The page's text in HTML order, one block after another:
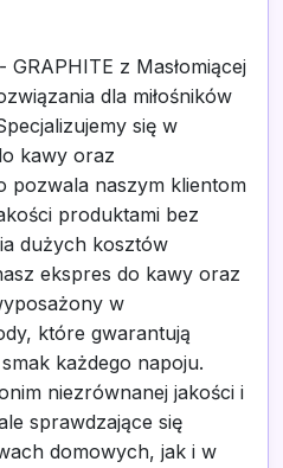
z Masłomiącej
dla miłośników
się w
kawy oraz
pozwala naszym klientom
produktami bez
dużych kosztów
ekspres do kawy oraz
w
które gwarantują
każdego napoju.
niezrównanej jakości i
sprawdzające się
domowych, jak i w